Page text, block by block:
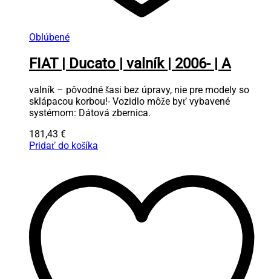
Oblúbené
FIAT | Ducato | valník | 2006- | A
valník – pôvodné šasi bez úpravy, nie pre modely so
sklápacou korbou!- Vozidlo môže byť vybavené
systémom: Dátová zbernica.
181,43 €
Pridať do košíka